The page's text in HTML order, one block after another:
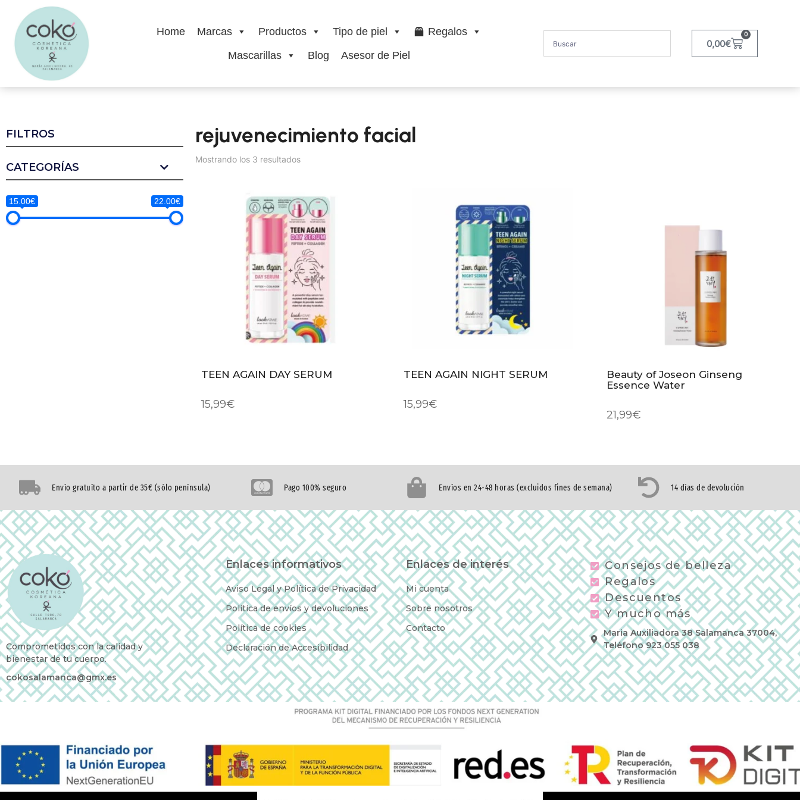
Home Marcas Productos Tipo de piel
Regalos
Mascarillas
Blog Asesor de Piel
0,00€
0
FILTROS
CATEGORÍAS
15.00€ 22.00€
rejuvenecimiento facial
Mostrando los 3 resultados
TEEN AGAIN DAY SERUM
15,99€
TEEN AGAIN NIGHT SERUM
15,99€
Beauty of Joseon Ginseng
Essence Water
21,99€
Envío gratuíto a partir de 35€ (sólo península) Pago 100% seguro Envíos en 24-48 horas (excluidos fines de semana) 14 días de devolución
Comprometidos con la calidad y
bienestar de tu cuerpo.
cokosalamanca@gmx.es
Enlaces informativos
Aviso Legal y Política de Privacidad
Política de envíos y devoluciones
Política de cookies
Declaración de Accesibilidad
Enlaces de interés
Mi cuenta
Sobre nosotros
Contacto
Consejos de belleza
Regalos
Descuentos
Y mucho más
Maria Auxiliadora 38 Salamanca 37004,
Teléfono 923 055 038